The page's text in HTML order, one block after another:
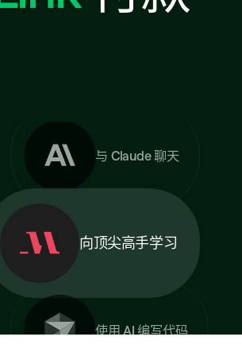
与 Claude 聊天
向顶尖高手学习
使用 AI 编写代码